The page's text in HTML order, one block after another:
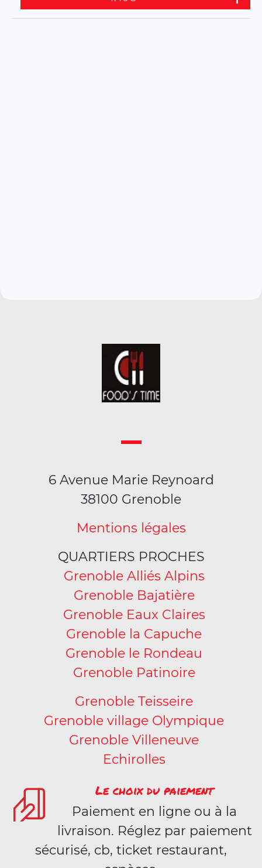
6 Avenue Marie Reynoard
38100 Grenoble
Mentions légales
QUARTIERS PROCHES
Grenoble Alliés Alpins
Grenoble Bajatière
Grenoble Eaux Claires
Grenoble la Capuche
Grenoble le Rondeau
Grenoble Patinoire
Grenoble Teisseire
Grenoble village Olympique
Grenoble Villeneuve
Echirolles
Le choix du paiement
Paiement en ligne ou à la
livraison. Réglez par paiement
sécurisé, cb, ticket restaurant,